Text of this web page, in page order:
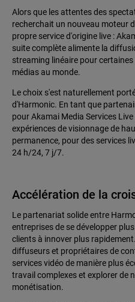
Alors que les attentes des
recherchait un nouveau moteur
propre service d'origine live :
suite complète alimente la
streaming linéaire pour
médias au monde.
Le choix s'est naturellement
d'Harmonic. En tant que
pour Akamai Media Services
expériences de visionnage de
permanence, pour des services
24 h/24, 7 j/7.
Accélération de la
Le partenariat solide entre
entreprises de se développer
clients à innover plus
diffuseurs et propriétaires de
services vidéo de manière plus
travail complexes et explorer de
monétisation.